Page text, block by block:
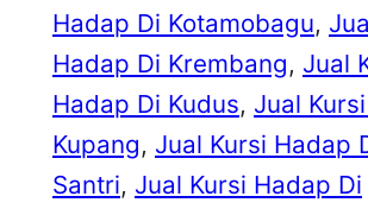
Hadap Di Kotamobagu,
Hadap Di Krembang, Jual
Hadap Di Kudus, Jual
Kupang, Jual Kursi Hadap
Santri, Jual Kursi Hadap Di